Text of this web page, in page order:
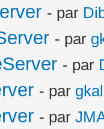
- par
- par
- par
- par
- par